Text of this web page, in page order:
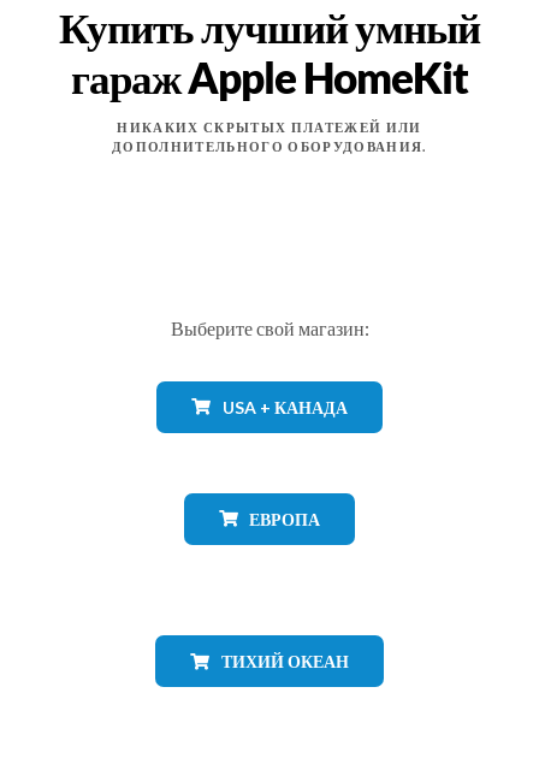
Купить лучший умный
гараж Apple HomeKit
НИКАКИХ СКРЫТЫХ ПЛАТЕЖЕЙ ИЛИ
ДОПОЛНИТЕЛЬНОГО ОБОРУДОВАНИЯ.
Выберите свой магазин:
USA + КАНАДА
ЕВРОПА
ТИХИЙ ОКЕАН